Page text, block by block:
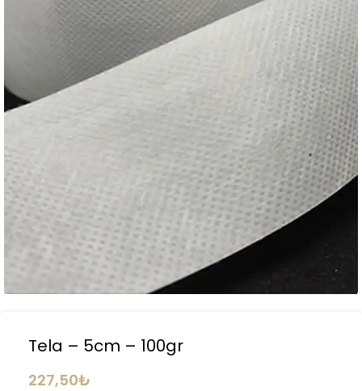
Tela – 5cm – 100gr
227,50₺